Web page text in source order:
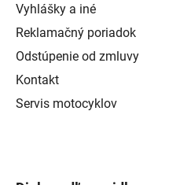
Vyhlášky a iné
Reklamačný poriadok
Odstúpenie od zmluvy
Kontakt
Servis motocyklov